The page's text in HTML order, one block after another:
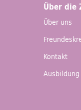
Über die
Über uns
Kontakt